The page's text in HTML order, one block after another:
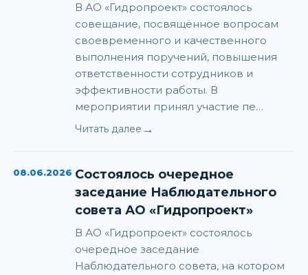
В АО «Гидропроект» состоялось
совещание, посвящённое вопросам
своевременного и качественного
выполнения поручений, повышения
ответственности сотрудников и
эффективности работы. В
мероприятии принял участие пе…
Читать далее →
08.06.2026 Состоялось очередное
заседание Наблюдательного
совета АО «Гидропроект»
В АО «Гидропроект» состоялось
очередное заседание
Наблюдательного совета, на котором